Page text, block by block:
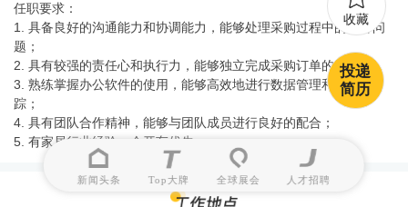
任职要求：
1. 具备良好的沟通能力和协调能力，能够处理采购过程中的各种问
题；
2. 具有较强的责任心和执行力，能够独立完成采购订单的管理；
3. 熟练掌握办公软件的使用，能够高效地进行数据管理和订单跟
踪；
4. 具有团队合作精神，能够与团队成员进行良好的配合；
5. 有家居行业经验，会开车优先。
新闻头条 Top大牌 全球展会 人才招聘
收藏
投递
简历